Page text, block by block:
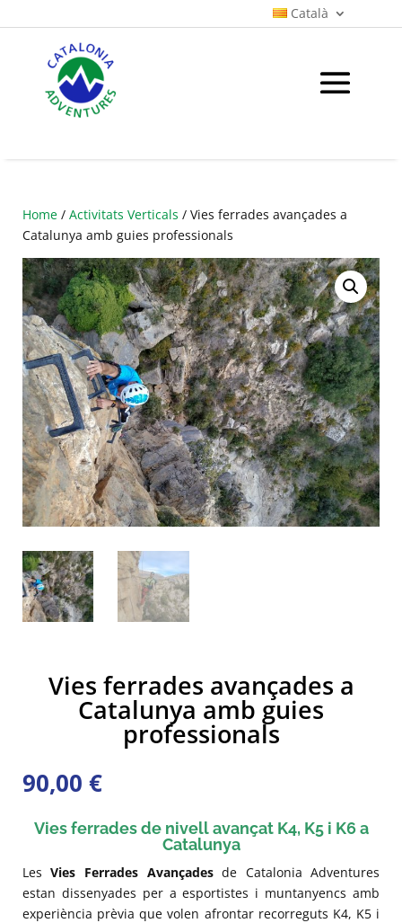
Català
Home/ Activitats Verticals / Vies ferrades avançades a
Catalunya amb guies professionals
Vies ferrades avançades a
Catalunya amb guies
professionals
90,00 €
Vies ferrades de nivell avançat K4, K5 i K6 a
Catalunya
LesVies Ferrades Avançadesde Catalonia Adventures
estan dissenyades per a esportistes i muntanyencs amb
experiència prèvia que volen afrontar recorreguts K4, K5 i